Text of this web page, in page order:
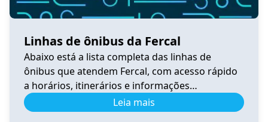
Linhas de ônibus da Fercal
Abaixo está a lista completa das linhas de
ônibus que atendem Fercal, com acesso rápido
a horários, itinerários e informações
atualizadas. 0.531 Horário de Ônibus 0.531
Fercal – Tempo Real e Itinerário (2026) Ver
Leia mais